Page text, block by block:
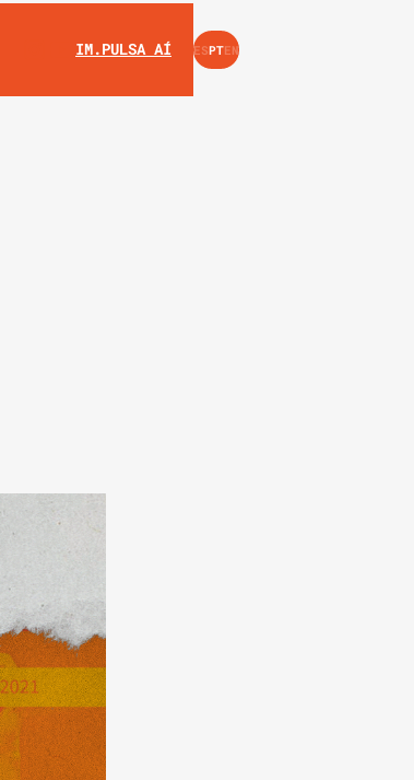
INSTAGRAM
YOUTUBE
IM.PULSA AÍ ESPTEN